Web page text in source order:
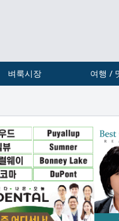
벼룩시장 여행 /